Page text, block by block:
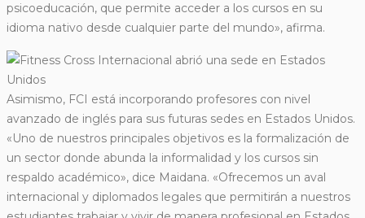
psicoeducación, que permite acceder a los cursos en su
idioma nativo desde cualquier parte del mundo», afirma.
Asimismo, FCI está incorporando profesores con nivel
avanzado de inglés para sus futuras sedes en Estados Unidos.
«Uno de nuestros principales objetivos es la formalización de
un sector donde abunda la informalidad y los cursos sin
respaldo académico», dice Maidana. «Ofrecemos un aval
internacional y diplomados legales que permitirán a nuestros